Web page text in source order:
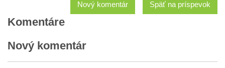
Späť na príspevok
Nový komentár
Komentáre
Nový komentár